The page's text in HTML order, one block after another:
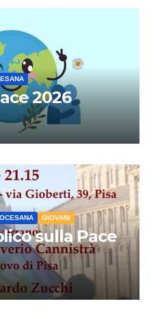
2026
GIOVANI
sulla Pace